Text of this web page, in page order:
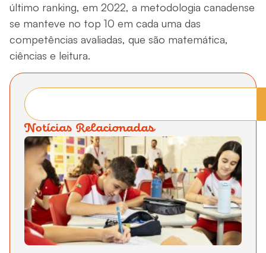
último ranking, em 2022, a metodologia canadense
se manteve no top 10 em cada uma das
competências avaliadas, que são matemática,
ciências e leitura.
Notícias Relacionadas